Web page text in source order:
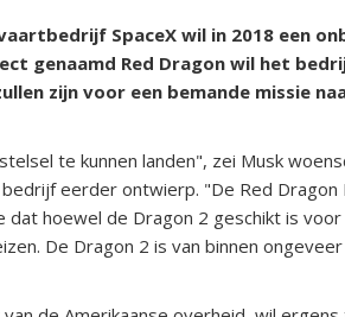
SpaceX wil in 2018 een
genaamd Red Dragon wil het
zijn voor een bemande missie
te kunnen landen", zei Musk
eerder ontwierp. "De Red Dragon
hoewel de Dragon 2 geschikt is
De Dragon 2 is van binnen